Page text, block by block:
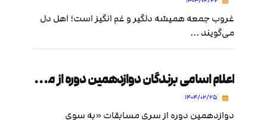
غروب جمعه همیشه دلگیر و غم انگیز است؛ اهل دل
می‌گویند ...
اعلام اسامی برندگان دوازدهمین دوره از مسابقات «به سوی آسمان»
۱۴۰۴/۰۲/۲۵
دوازدهمین دوره از سری مسابقات «به سوی